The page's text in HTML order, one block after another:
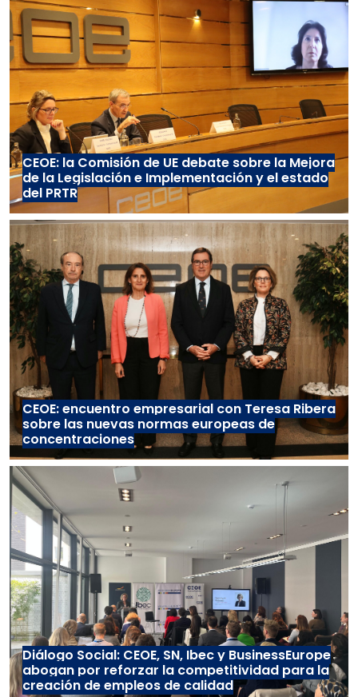
CEOE: la Comisión de UE debate sobre la Mejora
de la Legislación e Implementación y el estado
del PRTR
CEOE: encuentro empresarial con Teresa Ribera
sobre las nuevas normas europeas de
concentraciones
Diálogo Social: CEOE, SN, Ibec y BusinessEurope
abogan por reforzar la competitividad para la
creación de empleos de calidad